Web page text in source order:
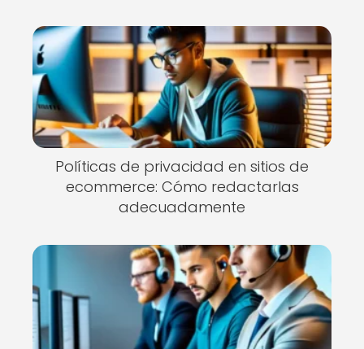
Políticas de privacidad en sitios de
ecommerce: Cómo redactarlas
adecuadamente